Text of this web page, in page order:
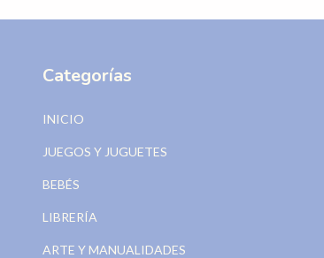
Categorías
INICIO
JUEGOS Y JUGUETES
BEBÉS
LIBRERÍA
ARTE Y MANUALIDADES